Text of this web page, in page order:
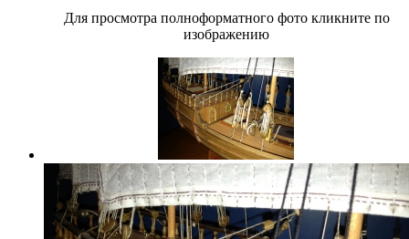
Для просмотра полноформатного фото кликните по
изображению